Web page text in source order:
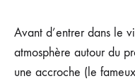
Avant d’entrer dans le
atmosphère autour du
une accroche (le